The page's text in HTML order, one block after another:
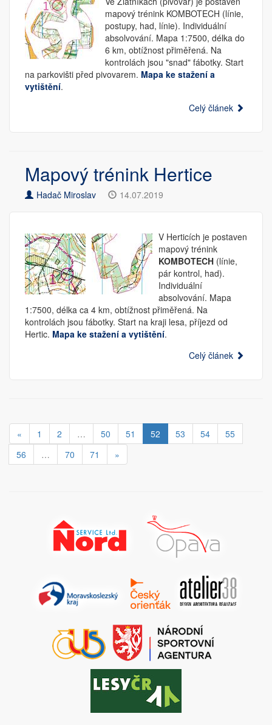
mapový trénink KOMBOTECH (línie,
postupy, had, línie). Individuální
absolvování. Mapa 1:7500, délka do
6 km, obtížnost přiměřená. Na
kontrolách jsou "snad" fábotky. Start
na parkovišti před pivovarem. Mapa ke stažení a
vytištění.
Celý článek
Mapový trénink Hertice
Hadač Miroslav 14.07.2019
V Herticích je postaven
mapový trénink
KOMBOTECH (línie,
pár kontrol, had).
Individuální
absolvování. Mapa
1:7500, délka ca 4 km, obtížnost přiměřená. Na
kontrolách jsou fábotky. Start na kraji lesa, příjezd od
Hertic. Mapa ke stažení a vytištění.
Celý článek
« 1 2 … 50 51 52 (current)
53 54
55
56
… 70 71 »